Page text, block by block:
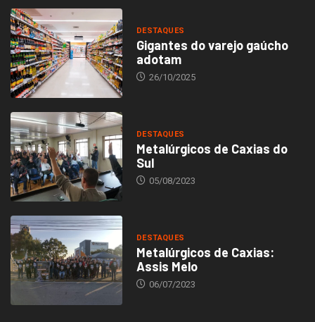
DESTAQUES
Gigantes do varejo gaúcho
adotam
26/10/2025
DESTAQUES
Metalúrgicos de Caxias do
Sul
05/08/2023
DESTAQUES
Metalúrgicos de Caxias:
Assis Melo
06/07/2023